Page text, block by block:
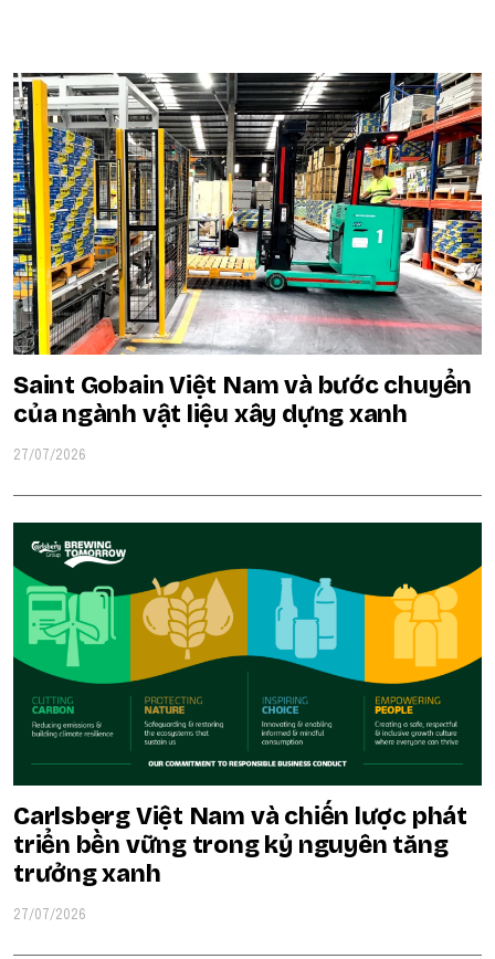
Saint Gobain Việt Nam và bước chuyển
của ngành vật liệu xây dựng xanh
27/07/2026
Carlsberg Việt Nam và chiến lược phát
triển bền vững trong kỷ nguyên tăng
trưởng xanh
27/07/2026